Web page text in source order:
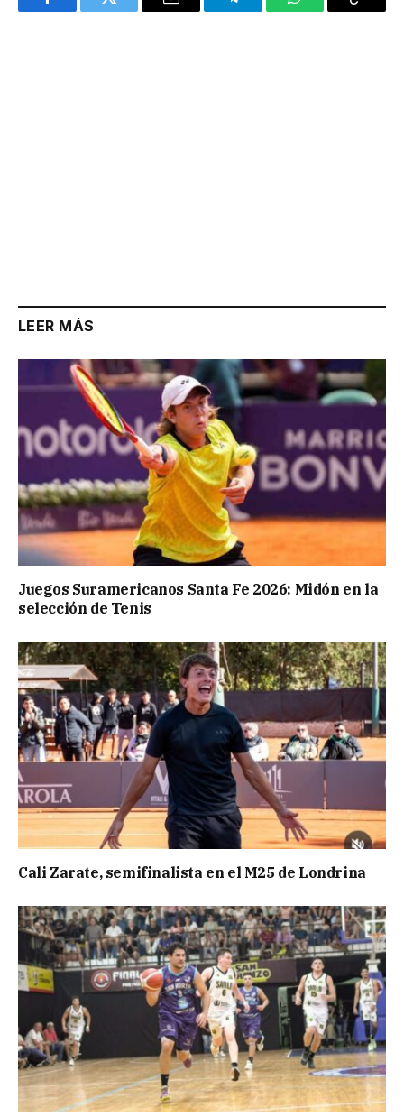
FacebookTwitter Email TelegramWhatsAppCopy
LEER MÁS
Juegos Suramericanos Santa Fe 2026: Midón en la
selección de Tenis
Cali Zarate, semifinalista en el M25 de Londrina